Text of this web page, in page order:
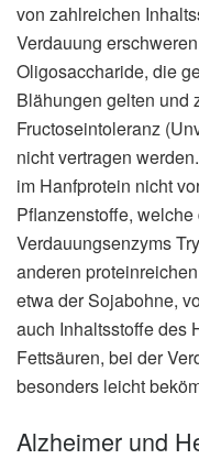
von zahlreichen
Verdauung
Oligosaccharide, die
Blähungen gelten und
Fructoseintoleranz
nicht vertragen
im Hanfprotein nicht
Pflanzenstoffe,
Verdauungsenzyms
anderen
etwa der Sojabohne,
auch Inhaltsstoffe des
Fettsäuren, bei der
besonders leicht
Alzheimer und